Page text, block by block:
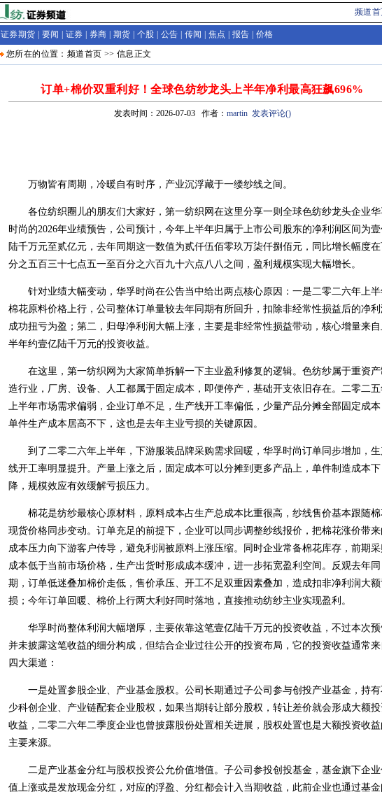
频道首
证券期货 | 要闻 证券 券商 期货 个股 公告 传闻 焦点 报告
价格
您所在的位置： 频道首页 >>信息正文
订单+棉价双重利好！全球色纺纱龙头上半年净利最高狂飙696%
发表时间：2026-07-03 作者： martin 发表评论()
万物皆有周期，冷暖自有时序，产业沉浮藏于一缕纱线之间。
各位纺织圈儿的朋友们大家好，第一纺织网在这里分享一则全球色纺纱龙头企业华
时尚的2026年业绩预告，公司预计，今年上半年归属于上市公司股东的净利润区间为
陆千万元至贰亿元，去年同期这一数值为贰仟伍佰零玖万柒仟捌佰元，同比增长幅度在
分之五百三十七点五一至百分之六百九十六点八八之间，盈利规模实现大幅增长。
针对业绩大幅变动，华孚时尚在公告当中给出两点核心原因：一是二零二六年上半
棉花原料价格上行，公司整体订单量较去年同期有所回升，扣除非经常性损益后的净利
成功扭亏为盈；第二，归母净利润大幅上涨，主要是非经常性损益带动，核心增量来
半年约壹亿陆千万元的投资收益。
在这里，第一纺织网为大家简单拆解一下主业盈利修复的逻辑。色纺纱属于重资产
造行业，厂房、设备、人工都属于固定成本，即便停产，基础开支依旧存在。二零二
上半年市场需求偏弱，企业订单不足，生产线开工率偏低，少量产品分摊全部固定成本
单件生产成本居高不下，这也是去年主业亏损的关键原因。
到了二零二六年上半年，下游服装品牌采购需求回暖，华孚时尚订单同步增加，生
线开工率明显提升。产量上涨之后，固定成本可以分摊到更多产品上，单件制造成本下
降，规模效应有效缓解亏损压力。
棉花是纺纱最核心原材料，原料成本占生产总成本比重很高，纱线售价基本跟随棉
现货价格同步变动。订单充足的前提下，企业可以同步调整纱线报价，把棉花涨价带来
成本压力向下游客户传导，避免利润被原料上涨压缩。同时企业常备棉花库存，前期采
成本低于当前市场价格，生产出货时形成成本缓冲，进一步拓宽盈利空间。反观去年同
期，订单低迷叠加棉价走低，售价承压、开工不足双重因素叠加，造成扣非净利润大
损；今年订单回暖、棉价上行两大利好同时落地，直接推动纺纱主业实现盈利。
华孚时尚整体利润大幅增厚，主要依靠这笔壹亿陆千万元的投资收益，不过本次预
并未披露这笔收益的细分构成，但结合企业过往公开的投资布局，它的投资收益通常来
四大渠道：
一是处置参股企业、产业基金股权。公司长期通过子公司参与创投产业基金，持有
少科创企业、产业链配套企业股权，如果当期转让部分股权，转让差价就会形成大额投
收益，二零二六年二季度企业也曾披露股份处置相关进展，股权处置也是大额投资收益
主要来源。
二是产业基金分红与股权投资公允价值增值。子公司参投创投基金，基金旗下企业
值上涨或是发放现金分红，对应的浮盈、分红都会计入当期收益，此前企业也通过基金